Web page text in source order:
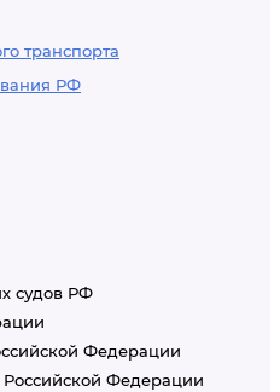
транспорта
РФ
судов РФ
Федерации
Российской Федерации